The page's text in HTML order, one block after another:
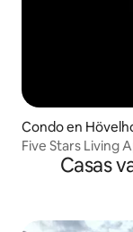
Condo en
Five Stars Living
infrarrojosCasas